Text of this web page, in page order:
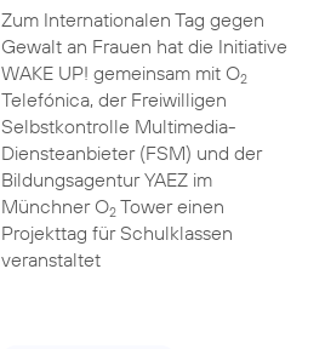
Zum Internationalen Tag gegen
Gewalt an Frauen hat die Initiative
WAKE UP! gemeinsam mit O2
Telefónica, der Freiwilligen
Selbstkontrolle Multimedia-
Diensteanbieter (FSM) und der
Bildungsagentur YAEZ im
Münchner O2Tower einen
Projekttag für Schulklassen
veranstaltet